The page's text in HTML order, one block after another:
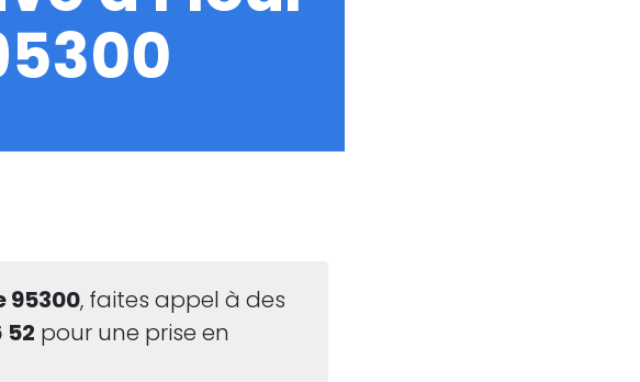
95300, faites appel à des
52 pour une prise en